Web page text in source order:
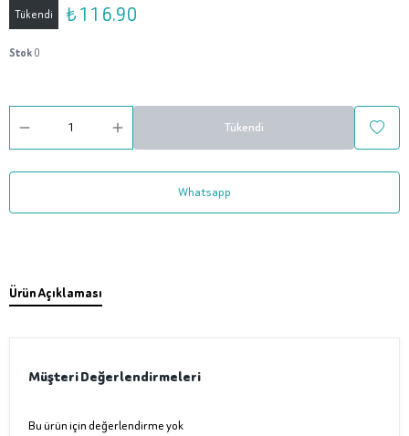
Tükendi ₺ 116.90
Stok0
Tükendi
Whatsapp
Ürün Açıklaması
Müşteri Değerlendirmeleri
Bu ürün için değerlendirme yok